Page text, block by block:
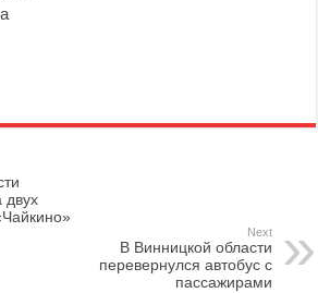
двух
Next
В Винницкой области
перевернулся автобус с
пассажирами